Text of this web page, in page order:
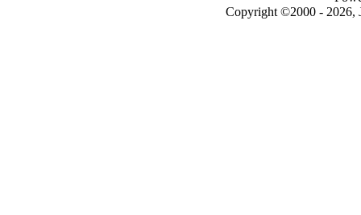
Copyright ©2000 - 2026,